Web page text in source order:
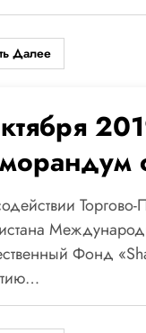
Далее
Фонд